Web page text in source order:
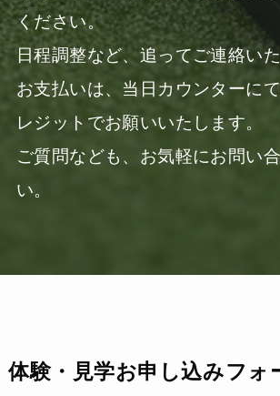
ください。
日程調整など、追ってご連絡いた
お支払いは、当日カウンターに
レジットでお願いいたします。
ご質問なども、お気軽にお問い
い。
体験・見学お申し込みフォ